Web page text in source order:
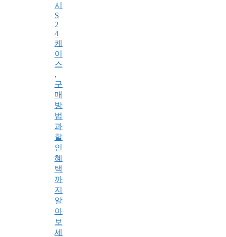
시
S
2
4
케
이
스
,
구
매
방
법
과
할
인
혜
택
까
지
알
아
보
세